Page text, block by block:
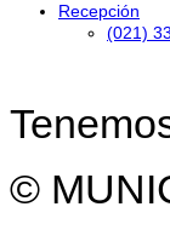
Recepción
(021)
©